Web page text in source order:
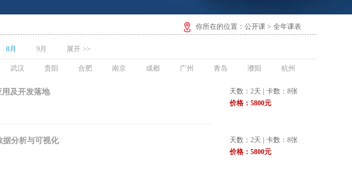
你所在的位置：公开课 > 全年课表
8月 9月 展开 >>
武汉 贵阳 合肥 南京 成都 广州 青岛 濮阳 杭州
及开发落地
天数：2天 | 卡数：8张
价格：5800元
分析与可视化
天数：2天 | 卡数：8张
价格：5800元